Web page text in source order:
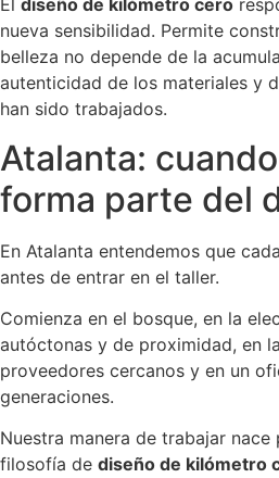
El diseño de kilómetro cero
nueva sensibilidad. Permite
belleza no depende de la
autenticidad de los materiales y
han sido trabajados.
Atalanta:
forma parte del
En Atalanta entendemos que
antes de entrar en el taller.
Comienza en el bosque, en la
autóctonas y de proximidad, en
proveedores cercanos y en un
generaciones.
Nuestra manera de trabajar nace
filosofía de diseño de kilómetro